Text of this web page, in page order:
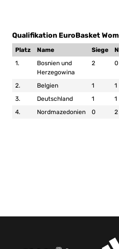
Qualifikation EuroBasket
Platz Name Siege
1.
Bosnien und
Herzegowina
2 0
2. Belgien 1 1
3.
Deutschland 1 1
4.
Nordmazedonien 0 2